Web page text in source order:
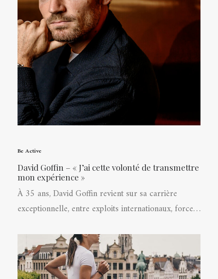
Be Active
David Goffin – « J’ai cette volonté de transmettre
mon expérience »
À 35 ans, David Goffin revient sur sa carrière
exceptionnelle, entre exploits internationaux, force…